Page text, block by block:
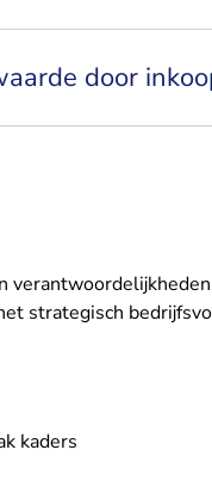
door
strategisch
kaders